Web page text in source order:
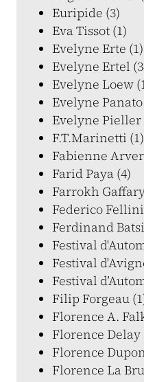
Euripide (3)
Eva Tissot (1)
Evelyne Erte (1)
Evelyne Ertel
Evelyne Loew
Evelyne Panato
Evelyne Pieller
F.T.Marinetti (1)
Fabienne
Farid Paya (4)
Farrokh
Federico
Ferdinand
Festival
Festival
Festival
Filip Forgeau
Florence A.
Florence Delay
Florence
Florence La